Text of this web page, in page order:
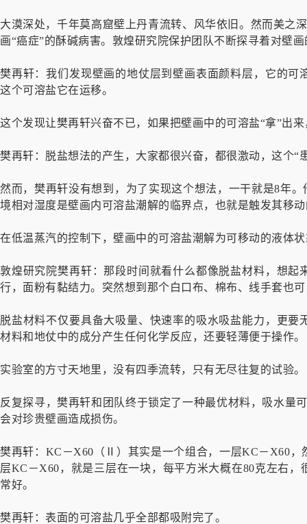
大漠深处，千年莫高窟壁上丹青流转、风华依旧。然而美之
画“癌症”的酥碱病害。敦煌研究院保护团队不断探寻着对壁
樊再轩：我们发现壁画的地仗层到壁画表面颜料层，它的
这个可溶盐它在运移。
这个发现让樊再轩兴奋不已，如果把壁画中的可溶盐“拿”出
樊再轩：脱盐想法的产生，大家都很兴奋，都很激动，这个“
然而，樊再轩没有想到，为了实现这个想法，一干就是8年
境相对湿度是壁画内可溶盐潮解的临界点，也就是触发其移动
在低温蒸汽的控制下，壁画中的可溶盐潮解为可移动的液体
敦煌研究院樊再轩：那段时间就看什么都像脱盐材料，想
行，面粉有黏结力。突然想到那个白口布、棉布、线手套
脱盐材料不仅要具备大吸量、快速率的吸水吸盐能力，更
材料和地仗中的成分产生任何化学反应，还要轻薄便于操作。
实验室的方寸天地里，没有四季流转，只有无尽往复的试验。
反复探寻，樊再轩和团队终于锁定了一种最优材料，吸水量
会对珍贵壁画造成损伤。
樊再轩：KC－X60（Ⅱ）其实是一个组合，一层KC－X60，
层KC－X60，就是三层在一块，每平方米大概在80克左右
常好。
樊再轩：表面的可溶盐几乎全部都吸附完了。